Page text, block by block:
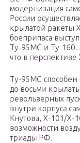
модернизация
России
крылатой ракеты
боеприпаса
Ту-95МС и Ту-160.
что в
Ту-95МС способен
до восьми
револьверных
внутри корпуса
Кнутова, Х-101/Х-
возможности
триады РФ.